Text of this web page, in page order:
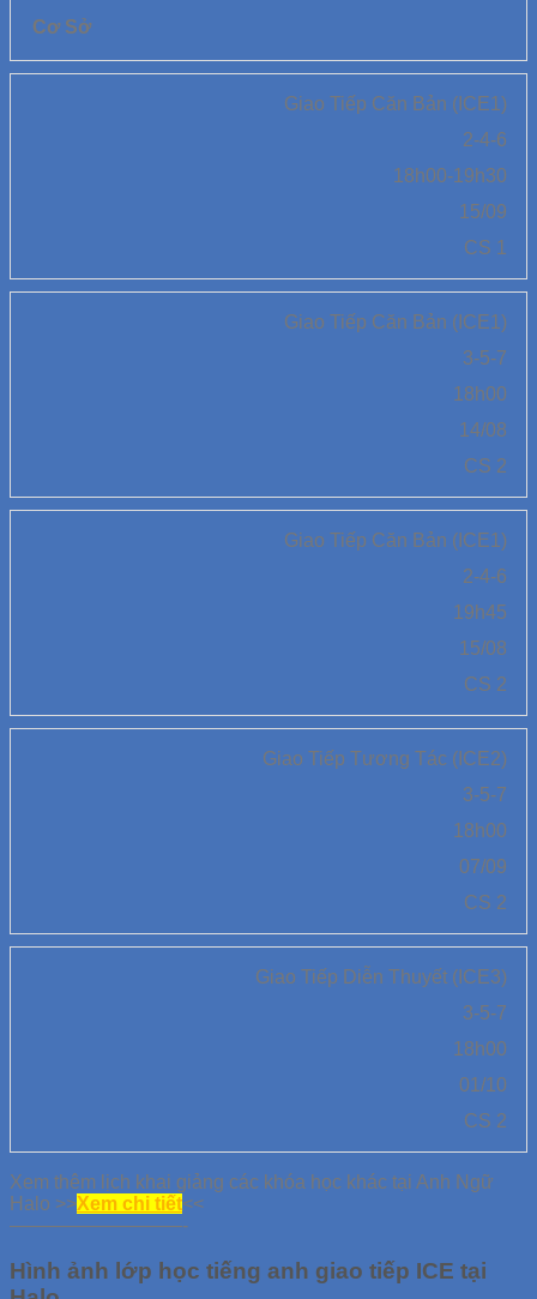
Cơ Sở
Giao Tiếp Căn Bản (ICE1)
2-4-6
18h00-19h30
15/09
CS 1
Giao Tiếp Căn Bản (ICE1)
3-5-7
18h00
14/08
CS 2
Giao Tiếp Căn Bản (ICE1)
2-4-6
19h45
15/08
CS 2
Giao Tiếp Tương Tác (ICE2)
3-5-7
18h00
07/09
CS 2
Giao Tiếp Diễn Thuyết (ICE3)
3-5-7
18h00
01/10
CS 2
Xem thêm lịch khai giảng các khóa học khác tại Anh Ngữ
Halo >>Xem chi tiết<<
—————————-
Hình ảnh lớp học tiếng anh giao tiếp ICE tại